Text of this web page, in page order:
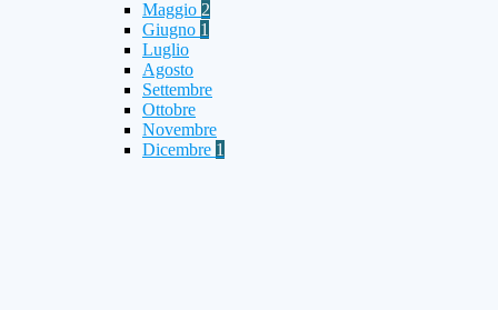
Maggio 2
Giugno 1
Luglio
Agosto
Settembre
Ottobre
Novembre
Dicembre 1